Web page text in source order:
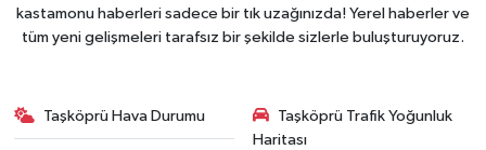
kastamonu haberleri sadece bir tık uzağınızda! Yerel haberler ve
tüm yeni gelişmeleri tarafsız bir şekilde sizlerle buluşturuyoruz.
Taşköprü Hava Durumu
Taşköprü Trafik Yoğunluk
Haritası